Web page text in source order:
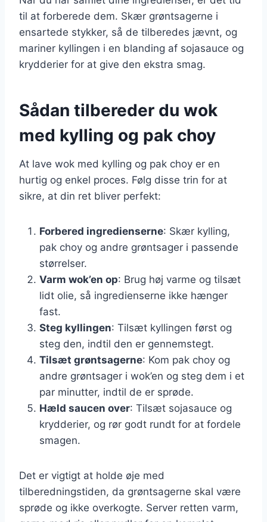
til at forberede dem. Skær grøntsagerne i
ensartede stykker, så de tilberedes jævnt, og
mariner kyllingen i en blanding af sojasauce og
krydderier for at give den ekstra smag.
Sådan tilbereder du wok
med kylling og pak choy
At lave wok med kylling og pak choy er en
hurtig og enkel proces. Følg disse trin for at
sikre, at din ret bliver perfekt:
Forbered ingredienserne: Skær kylling,
pak choy og andre grøntsager i passende
størrelser.
Varm wok’en op: Brug høj varme og tilsæt
lidt olie, så ingredienserne ikke hænger
fast.
Steg kyllingen: Tilsæt kyllingen først og
steg den, indtil den er gennemstegt.
Tilsæt grøntsagerne: Kom pak choy og
andre grøntsager i wok’en og steg dem i et
par minutter, indtil de er sprøde.
Hæld saucen over: Tilsæt sojasauce og
krydderier, og rør godt rundt for at fordele
smagen.
Det er vigtigt at holde øje med
tilberedningstiden, da grøntsagerne skal være
sprøde og ikke overkogte. Server retten varm,